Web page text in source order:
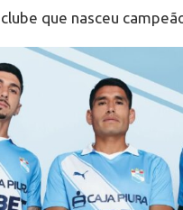
que nasceu